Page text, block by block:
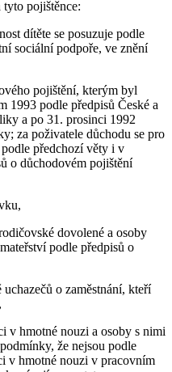
pojištěnce:
dítěte se posuzuje podle
sociální podpoře, ve znění
pojištění, kterým byl
1993 podle předpisů České a
a po 31. prosinci 1992
za poživatele důchodu se pro
předchozí věty i v
o důchodovém pojištění
dovolené a osoby
podle předpisů o
uchazečů o zaměstnání, kteří
v hmotné nouzi a osoby s nimi
že nejsou podle
v hmotné nouzi v pracovním